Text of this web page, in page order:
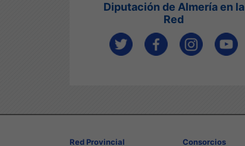
Diputación de Almería en la
Red
Red Provincial Consorcios